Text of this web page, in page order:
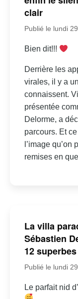
clair
Publié le lundi
Bien dit!!!
Derrière les
virales, il y a
connaissent.
présentée
Delorme, a
parcours. Et
l’image qu’on
remises en
La villa
Sébastien
12
Publié le lundi
Le parfait nid